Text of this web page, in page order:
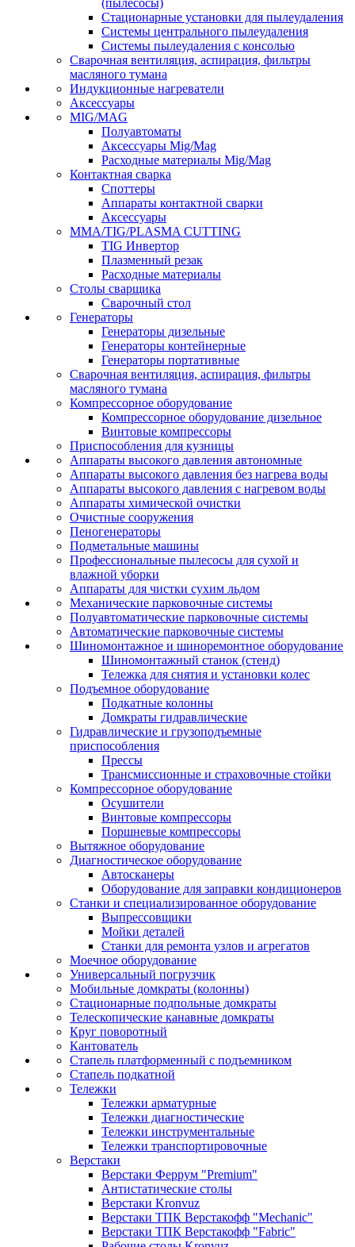
(пылесосы)
Стационарные установки для пылеудаления
Системы центрального пылеудаления
Системы пылеудаления с консолью
Сварочная вентиляция, аспирация, фильтры
масляного тумана
Индукционные нагреватели
Аксессуары
MIG/MAG
Полуавтоматы
Аксессуары Mig/Mag
Расходные материалы Mig/Mag
Контактная сварка
Споттеры
Аппараты контактной сварки
Аксессуары
MMA/TIG/PLASMA CUTTING
TIG Инвертор
Плазменный резак
Расходные материалы
Столы сварщика
Сварочный стол
Генераторы
Генераторы дизельные
Генераторы контейнерные
Генераторы портативные
Сварочная вентиляция, аспирация, фильтры
масляного тумана
Компрессорное оборудование
Компрессорное оборудование дизельное
Винтовые компрессоры
Приспособления для кузницы
Аппараты высокого давления автономные
Аппараты высокого давления без нагрева воды
Аппараты высокого давления с нагревом воды
Аппараты химической очистки
Очистные сооружения
Пеногенераторы
Подметальные машины
Профессиональные пылесосы для сухой и
влажной уборки
Аппараты для чистки сухим льдом
Механические парковочные системы
Полуавтоматические парковочные системы
Автоматические парковочные системы
Шиномонтажное и шиноремонтное оборудование
Шиномонтажный станок (стенд)
Тележка для снятия и установки колес
Подъемное оборудование
Подкатные колонны
Домкраты гидравлические
Гидравлические и грузоподъемные
приспособления
Прессы
Трансмиссионные и страховочные стойки
Компрессорное оборудование
Осушители
Винтовые компрессоры
Поршневые компрессоры
Вытяжное оборудование
Диагностическое оборудование
Автосканеры
Оборудование для заправки кондиционеров
Станки и специализированное оборудование
Выпрессовщики
Мойки деталей
Станки для ремонта узлов и агрегатов
Моечное оборудование
Универсальный погрузчик
Мобильные домкраты (колонны)
Стационарные подпольные домкраты
Телескопические канавные домкраты
Круг поворотный
Кантователь
Стапель платформенный с подъемником
Стапель подкатной
Тележки
Тележки арматурные
Тележки диагностические
Тележки инструментальные
Тележки транспортировочные
Верстаки
Верстаки Феррум "Premium"
Антистатические столы
Верстаки Kronvuz
Верстаки ТПК Верстакофф "Mechanic"
Верстаки ТПК Верстакофф "Fabric"